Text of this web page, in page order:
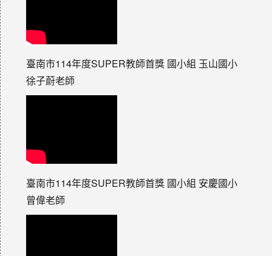
臺南市114年度SUPER教師首獎 國小組 玉山國小
徐子蔚老師
臺南市114年度SUPER教師首獎 國小組 安慶國小
曾偉老師